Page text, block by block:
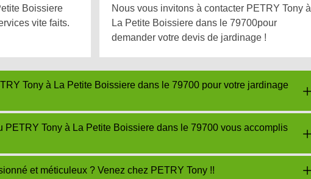
Boissiere
vite faits.
Nous vous invitons à contacter PETRY Tony à
La Petite Boissiere dans le 79700pour
demander votre devis de jardinage !
Tony à La Petite Boissiere dans le 79700 pour votre jardinage
PETRY Tony à La Petite Boissiere dans le 79700 vous accomplis
et méticuleux ? Venez chez PETRY Tony !!